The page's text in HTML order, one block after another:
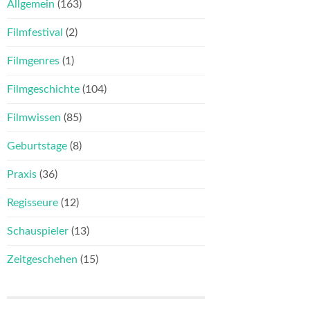
Allgemein (163)
Filmfestival (2)
Filmgenres (1)
Filmgeschichte (104)
Filmwissen (85)
Geburtstage (8)
Praxis (36)
Regisseure (12)
Schauspieler (13)
Zeitgeschehen (15)